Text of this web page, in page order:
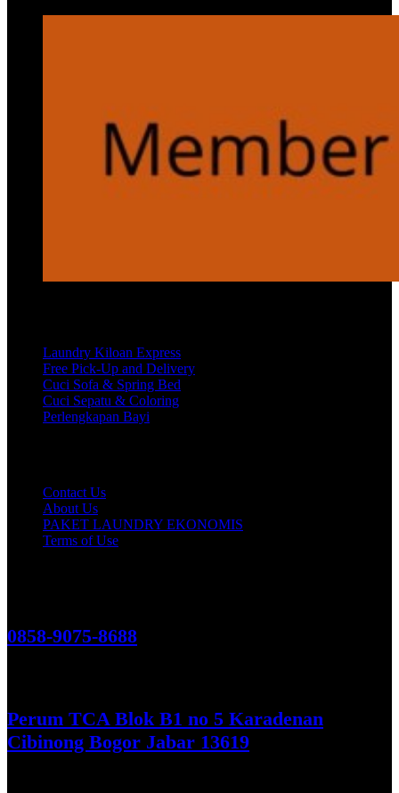
Laundry Kiloan Express
Free Pick-Up and Delivery
Cuci Sofa & Spring Bed
Cuci Sepatu & Coloring
Perlengkapan Bayi
Contact Us
About Us
PAKET LAUNDRY EKONOMIS
Terms of Use
0858-9075-8688
Perum TCA Blok B1 no 5 Karadenan
Cibinong Bogor Jabar 13619